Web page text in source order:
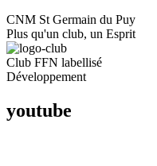
CNM St Germain du Puy
Plus qu'un club, un Esprit
Club FFN labellisé
Développement
youtube